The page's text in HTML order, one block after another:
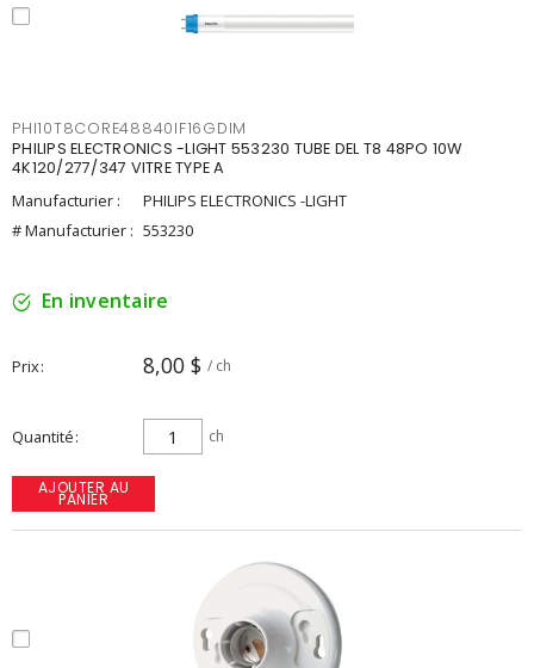
PHI10T8CORE48840IF16GDIM
PHILIPS ELECTRONICS -LIGHT 553230 TUBE DEL T8 48PO 10W
4K120/277/347 VITRE TYPE A
Manufacturier :
PHILIPS ELECTRONICS -LIGHT
# Manufacturier : 553230
En inventaire
Prix 8,00 $ / ch
Quantité ch
AJOUTER AU
PANIER